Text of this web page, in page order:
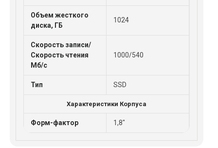
Объем жесткого
диска, ГБ
1024
Скорость записи/
Скорость чтения
Мб/с
1000/540
Тип SSD
Характеристики Корпуса
Форм-фактор 1,8"